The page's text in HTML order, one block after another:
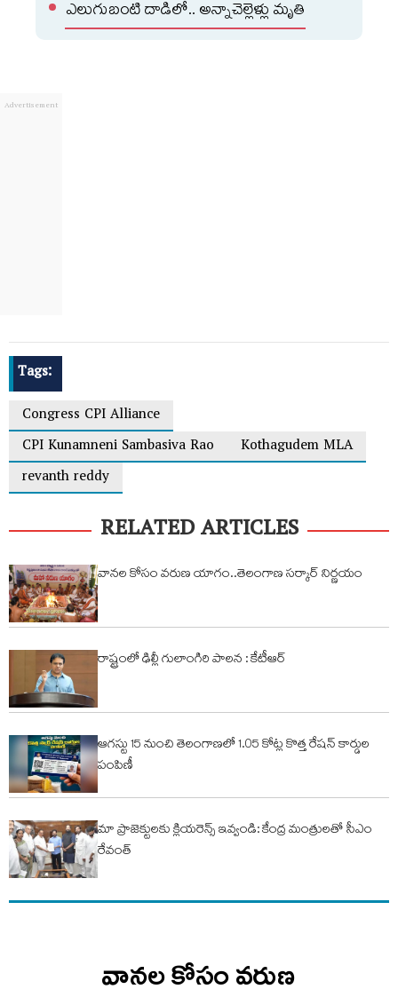
ఎలుగుబంటి దాడిలో.. అన్నాచెల్లెళ్లు మృతి
Tags:
Congress CPI Alliance
CPI Kunamneni Sambasiva Rao
Kothagudem MLA
revanth reddy
RELATED ARTICLES
వానల కోసం వరుణ యాగం..తెలంగాణ సర్కార్ నిర్ణయం
రాష్ట్రంలో ఢిల్లీ గులాంగిరి పాలన : కేటీఆర్
ఆగస్టు 15 నుంచి తెలంగాణలో 1.05 కోట్ల కొత్త రేషన్ కార్డుల
పంపిణీ
మా ప్రాజెక్టులకు క్లియరెన్స్ ఇవ్వండి: కేంద్ర మంత్రులతో సీఎం
రేవంత్
వానల కోసం వరుణ